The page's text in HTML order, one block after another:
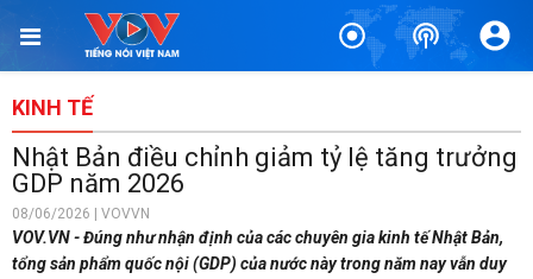
KINH TẾ
Nhật Bản điều chỉnh giảm tỷ lệ tăng trưởng
GDP năm 2026
08/06/2026 | VOVVN
VOV.VN - Đúng như nhận định của các chuyên gia kinh tế Nhật Bản,
tổng sản phẩm quốc nội (GDP) của nước này trong năm nay vẫn duy